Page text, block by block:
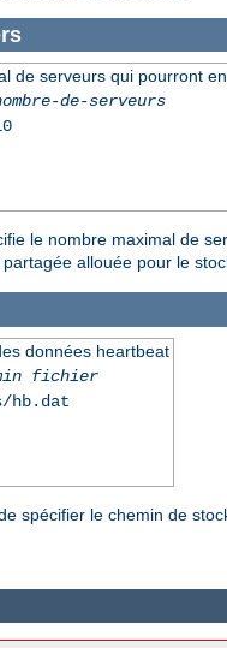
de serveurs qui pourront
de-serveurs
le nombre maximal de
allouée pour le
données heartbeat
fichier
hb.dat
spécifier le chemin de